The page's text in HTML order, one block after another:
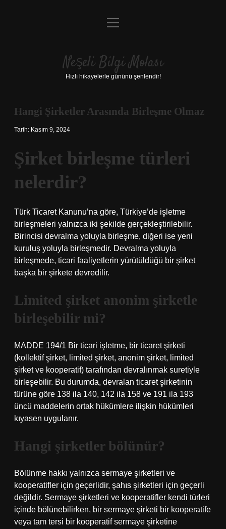
Anasayfa
Yasal Uyarı
menüyü
Neşeli Bilgi Molası
Hızlı hikayelerle gününü şenlendir!
Hangi Şirketler Arasında Birleşme Olmaz
Tarih: Kasım 9, 2024
Şirket birleşme türleri
nelerdir?
Türk Ticaret Kanunu’na göre, Türkiye’de işletme
birleşmeleri yalnızca iki şekilde gerçekleştirilebilir.
Birincisi devralma yoluyla birleşme, diğeri ise yeni
kuruluş yoluyla birleşmedir. Devralma yoluyla
birleşmede, ticari faaliyetlerin yürütüldüğü bir şirket
başka bir şirkete devredilir.
Limited şirket anonim şirketle
birleşebilir mi?
MADDE 194/1 Bir ticari işletme, bir ticaret şirketi
(kollektif şirket, limited şirket, anonim şirket, limited
şirket ve kooperatif) tarafından devralınmak suretiyle
birleşebilir. Bu durumda, devralan ticaret şirketinin
türüne göre 138 ila 140, 142 ila 158 ve 191 ila 193
üncü maddelerin ortak hükümlere ilişkin hükümleri
kıyasen uygulanır.
Hangi şirketler bölünür?
Bölünme hakkı yalnızca sermaye şirketleri ve
kooperatifler için geçerlidir, şahıs şirketleri için geçerli
değildir. Sermaye şirketleri ve kooperatifler kendi türleri
içinde bölünebilirken, bir sermaye şirketi bir kooperatife
veya tam tersi bir kooperatif sermaye şirketine